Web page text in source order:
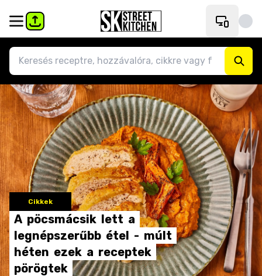
Cikkek
A pöcsmácsik lett a
legnépszerűbb étel - múlt
héten ezek a receptek
pörögtek